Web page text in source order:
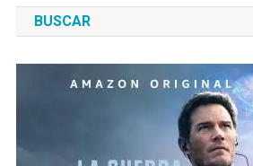
BUSCAR